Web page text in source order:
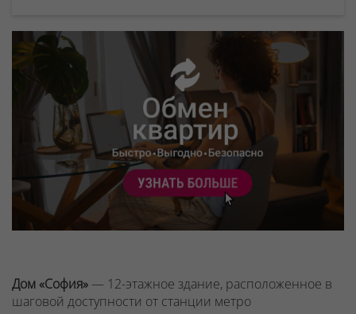
Дом «София» — 12-этажное здание, расположенное в
шаговой доступности от станции метро